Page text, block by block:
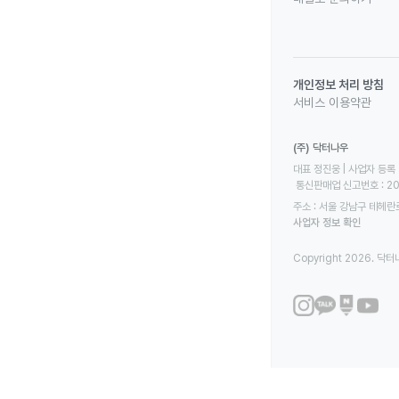
개인정보 처리 방침
서비스 이용약관
(주) 닥터나우
대표 정진웅 | 사업자
통신판매업 신고번호
주소 : 서울 강남구 테헤
사업자 정보 확인
Copyright 2026. 닥터